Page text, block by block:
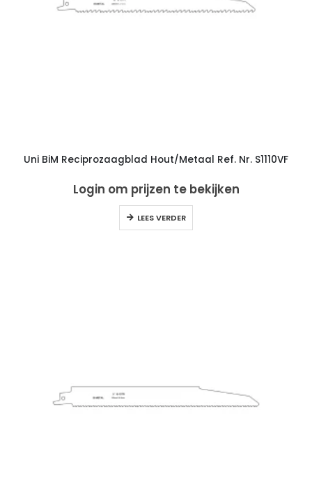
Uni BiM Reciprozaagblad Hout/Metaal Ref. Nr. S1110VF
Login om prijzen te bekijken
LEES VERDER